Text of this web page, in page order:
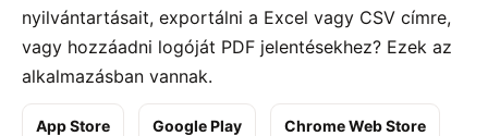
nyilvántartásait, exportálni a Excel vagy CSV címre,
vagy hozzáadni logóját PDF jelentésekhez? Ezek az
alkalmazásban vannak.
App Store Google Play Chrome Web Store